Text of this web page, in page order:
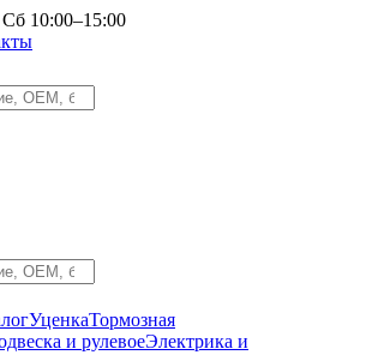
10:00–15:00
УценкаТормозная
и рулевоеЭлектрика и